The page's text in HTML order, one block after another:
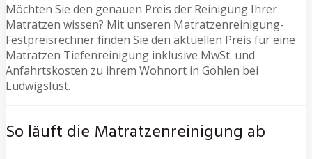
Möchten Sie den genauen Preis der Reinigung Ihrer
Matratzen wissen? Mit unseren Matratzenreinigung-
Festpreisrechner finden Sie den aktuellen Preis für eine
Matratzen Tiefenreinigung inklusive MwSt. und
Anfahrtskosten zu ihrem Wohnort in Göhlen bei
Ludwigslust.
So läuft die Matratzenreinigung ab